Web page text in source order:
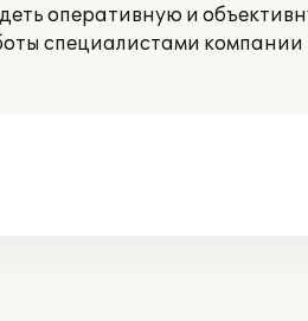
оперативную и
специалистами компании